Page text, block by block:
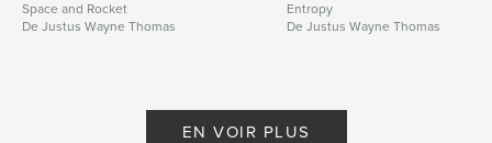
Space and Rocket
De Justus Wayne Thomas
Entropy
De Justus Wayne Thomas
EN VOIR PLUS